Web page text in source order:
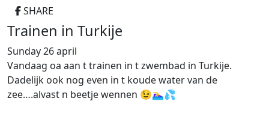
SHARE
Trainen in Turkije
Sunday 26 april
Vandaag oa aan t trainen in t zwembad in Turkije.
Dadelijk ook nog even in t koude water van de
zee….alvast n beetje wennen 😉🏊‍♀️💦